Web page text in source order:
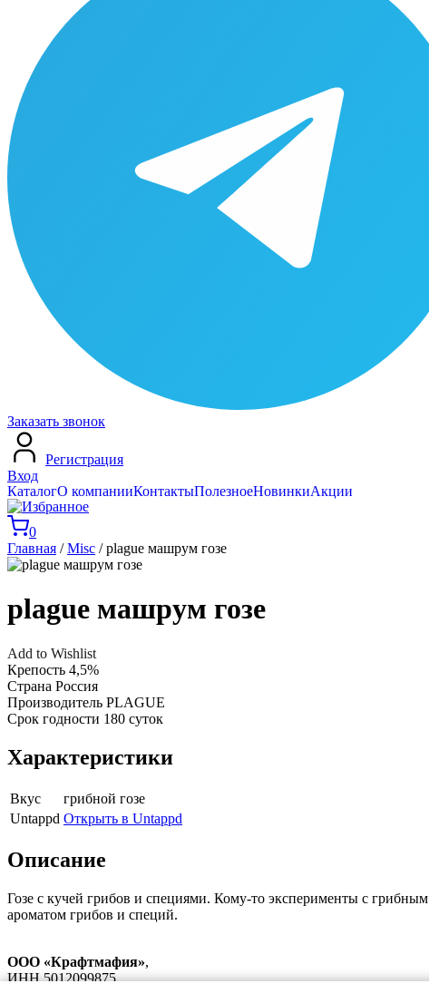
Заказать звонок
Вход
Регистрация
КаталогО компанииКонтактыПолезноеНовинкиАкции
0
Главная /Misc / plague машрум гозе
plague машрум гозе
Add to Wishlist
Крепость 4,5%
Страна Россия
Производитель PLAGUE
Срок годности 180 суток
Характеристики
Вкус
грибной гозе
Untappd Открыть в Untappd
Описание
Гозе с кучей грибов и специями. Кому-то эксперименты с грибным
ароматом грибов и специй.
ООО «Крафтмафия»,
ИНН 5012099875,